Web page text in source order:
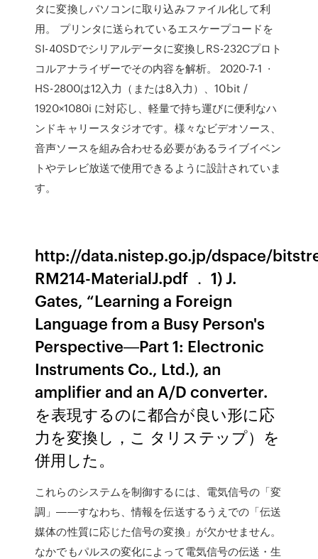
タに変換しパソコンに取り込みファイル化して利
用。 プリンタに送られているエスケープコードを
SI-40SDでシリアルデータに変換しRS-232Cプロト
コルアナライザーでその内容を解析。 2020-7-1 ·
HS-2800は12入力（または8入力）、10bit /
1920×1080i に対応し、軽量で持ち運びに便利なハ
ンドキャリースタジオです。様々なビデオソース、
音声ソースを組み合わせる必要があるライブイベン
トやテレビ放送で使用できるように設計されていま
す。
http://data.nistep.go.jp/dspace/
RM214-MaterialJ.pdf ． 1) J.
Gates, “Learning a Foreign
Language from a Busy Person's
Perspective―Part 1: Electronic
Instruments Co., Ltd.), an
amplifier and an A/D converter.
を表現するのに都合が良い形に応
力を変換し，こ タリステップ）を
併用した。
これらのシステムを制御するには、電気信号の「変
調」――すなわち、情報を伝送するうえでの「伝送
媒体の性質に応じた信号の変換」が欠かせません。
なかでもパルスの変化によって電気信号の伝送・生